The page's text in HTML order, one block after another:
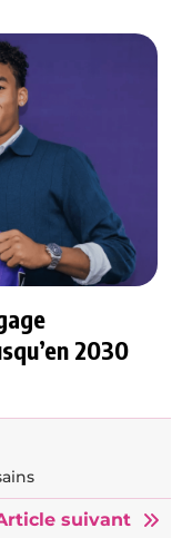
2030
suivant